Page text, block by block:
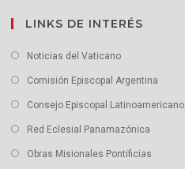
LINKS DE INTERÉS
Noticias del Vaticano
Comisión Episcopal Argentina
Consejo Episcopal Latinoamericano
Red Eclesial Panamazónica
Obras Misionales Pontificias